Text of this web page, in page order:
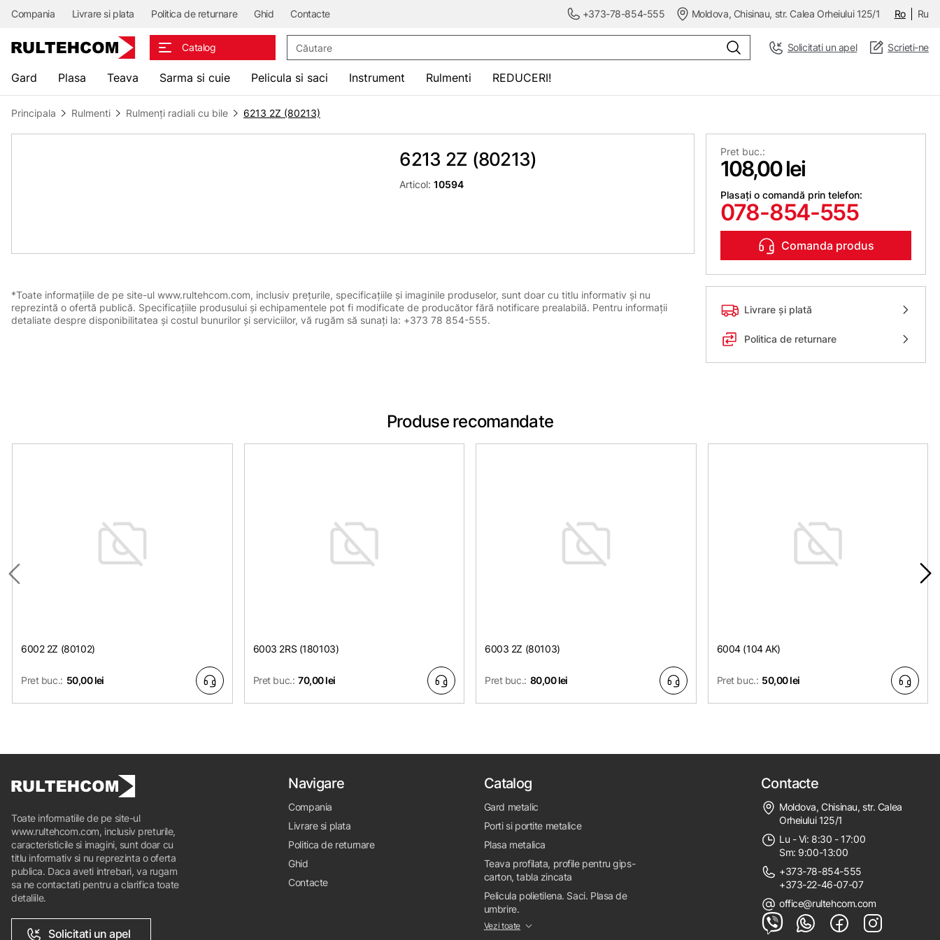
Compania Livrare si plata Politica de returnare Ghid Contacte +373-78-854-555 Moldova, Chisinau, str. Calea Orheiului 125/1 Ro Ru
Catalog Solicitati un apel Scrieti-ne
Gard Plasa Teava Sarma si cuie Pelicula si saci Instrument Rulmenti REDUCERI!
Principala Rulmenti Rulmenți radiali cu bile 6213 2Z (80213)
6213 2Z (80213)
Articol:10594
Pret buc.:
108,00 lei
Plasați o comandă prin telefon:
078-854-555
Comanda produs
Livrare și plată
Politica de returnare
*Toate informațiile de pe site-ul www.rultehcom.com, inclusiv prețurile, specificațiile și imaginile produselor, sunt doar cu titlu informativ și nu
reprezintă o ofertă publică. Specificațiile produsului și echipamentele pot fi modificate de producător fără notificare prealabilă. Pentru informații
detaliate despre disponibilitatea și costul bunurilor și serviciilor, vă rugăm să sunați la: +373 78 854-555.
Produse recomandate
6002 2Z (80102)
Pret buc.: 50,00 lei
6003 2RS (180103)
Pret buc.: 70,00 lei
6003 2Z (80103)
Pret buc.: 80,00 lei
6004 (104 АК)
Pret buc.: 50,00 lei
Toate informatiile de pe site-ul
www.rultehcom.com, inclusiv preturile,
caracteristicile si imagini, sunt doar cu
titlu informativ si nu reprezinta o oferta
publica. Daca aveti intrebari, va rugam
sa ne contactati pentru a clarifica toate
detaliile.
Solicitati un apel
Navigare
Compania
Livrare si plata
Politica de returnare
Ghid
Contacte
Catalog
Gard metalic
Porti si portite metalice
Plasa metalica
Teava profilata, profile pentru gips-
carton, tabla zincata
Pelicula polietilena. Saci. Plasa de
umbrire.
Vezi toate
Contacte
Moldova, Chisinau, str. Calea
Orheiului 125/1
Lu - Vi: 8:30 - 17:00
Sm: 9:00-13:00
+373-78-854-555
+373-22-46-07-07
office@rultehcom.com